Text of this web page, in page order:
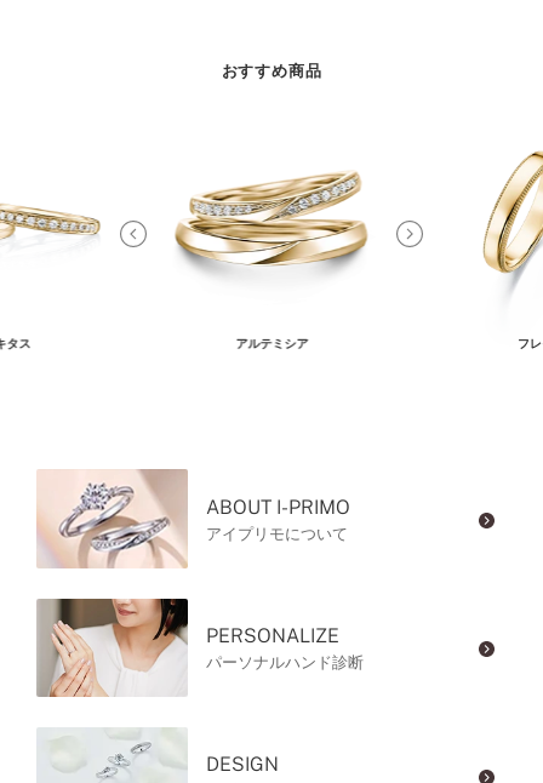
おすすめ商品
タス アルテミシア フ
ABOUT I-PRIMO
アイプリモについて
PERSONALIZE
パーソナルハンド診断
DESIGN